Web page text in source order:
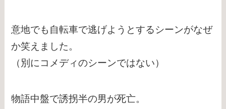
意地でも自転車で逃げようとするシーンがなぜ
か笑えました。
（別にコメディのシーンではない）
物語中盤で誘拐半の男が死亡。